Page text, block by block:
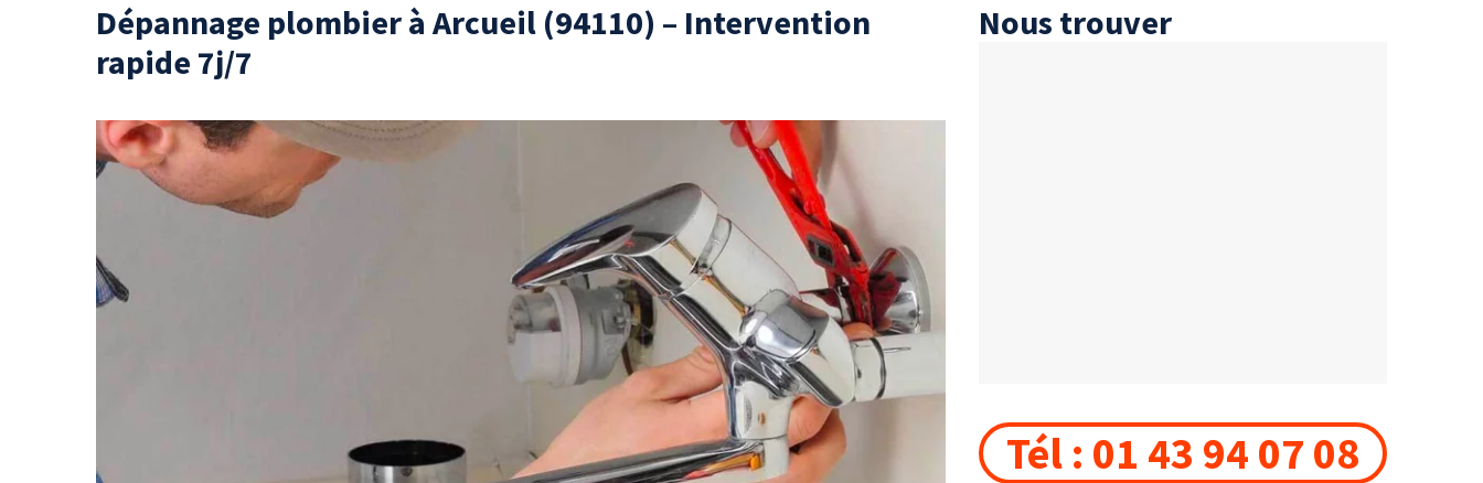
Dépannage plombier à Arcueil (94110) – Intervention
rapide 7j/7
Nous trouver
Tél : 01 43 94 07 08